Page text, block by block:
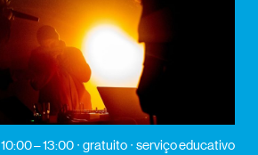
10:00 – 13:00 gratuito
serviço educativo